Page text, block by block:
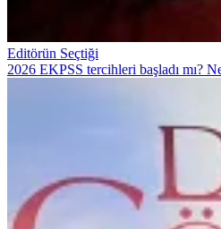
Editörün Seçtiği
2026 EKPSS tercihleri başladı mı?